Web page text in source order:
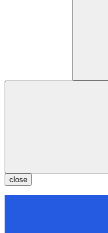
close